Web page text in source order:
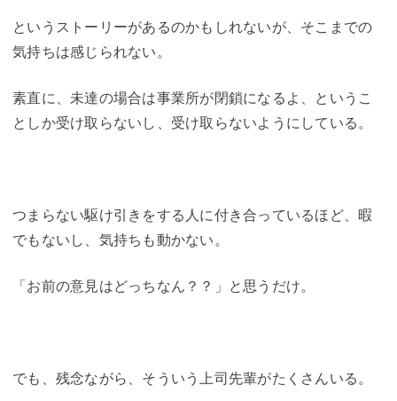
というストーリーがあるのかもしれないが、そこまでの
気持ちは感じられない。
素直に、未達の場合は事業所が閉鎖になるよ、というこ
としか受け取らないし、受け取らないようにしている。
つまらない駆け引きをする人に付き合っているほど、暇
でもないし、気持ちも動かない。
「お前の意見はどっちなん？？」と思うだけ。
でも、残念ながら、そういう上司先輩がたくさんいる。